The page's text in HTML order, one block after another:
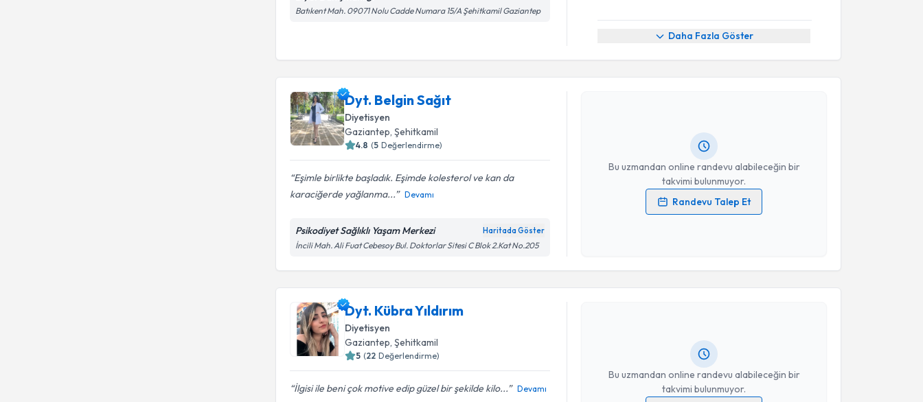
Batıkent Mah. 09071 Nolu Cadde Numara 15/A Şehitkamil Gaziantep
Daha Fazla Göster
Dyt. Belgin Sağıt
Diyetisyen
Gaziantep , Şehitkamil
4.8 (5 Değerlendirme)
Eşimle birlikte başladık. Eşimde kolesterol ve kan da
karaciğerde yağlanma...
Devamı
Psikodiyet Sağlıklı Yaşam Merkezi Haritada Göster
İncili Mah. Ali Fuat Cebesoy Bul. Doktorlar Sitesi C Blok 2.Kat No.205
Bu uzmandan online randevu alabileceğin bir
takvimi bulunmuyor.
Randevu Talep Et
Randevu Takvimi Talebi
Dyt. Belgin Sağıt
Kişisel verilerimin işlenmesine ilişkinAydınlatma Metni
Takvim Talebini Gönder
Dyt. Kübra Yıldırım
Diyetisyen
Gaziantep , Şehitkamil
5 (22 Değerlendirme)
İlgisi ile beni çok motive edip güzel bir şekilde kilo... Devamı
Bu uzmandan online randevu alabileceğin bir
takvimi bulunmuyor.
Randevu Takvimi Talebi
Dyt. Kübra Yıldırım